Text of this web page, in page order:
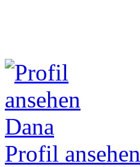
Dana
Profil ansehen